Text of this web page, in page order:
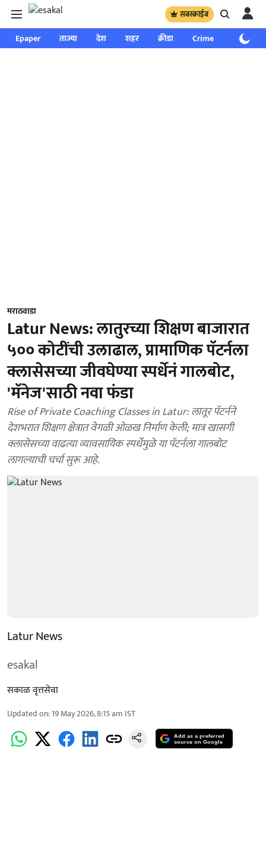
सबस्क्राईब
Epaper ताज्या देश शहर क्रीडा Crime साप्ताहिक
मराठवाडा
Latur News: लातुरच्या शिक्षण बाजारात
५०० कोटींची उलाढाल, प्रामाणिक पॅटर्नला
क्लासेसच्या जीवघेण्या स्पर्धेनं गालबोट,
'मॅनेज'साठी नवा फंडा
Rise of Private Coaching Classes in Latur: लातूर पॅटर्नने
देशभरात शिक्षण क्षेत्रात वेगळी ओळख निर्माण केली; मात्र खासगी
क्लासेसच्या वाढत्या व्यावसायिक स्पर्धेमुळे या पॅटर्नला गालबोट
लागल्याची चर्चा सुरू आहे.
Latur News
esakal
सकाळ वृत्तसेवा
Updated on:19 May 2026, 8:15 am IST
Add as a preferred
source on Google